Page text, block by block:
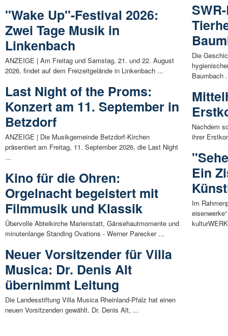
"Wake Up"-Festival 2026:
Zwei Tage Musik in
Linkenbach
ANZEIGE | Am Freitag und Samstag, 21. und 22. August
2026, findet auf dem Freizeitgelände in Linkenbach ...
Last Night of the Proms:
Konzert am 11. September in
Betzdorf
ANZEIGE | Die Musikgemeinde Betzdorf-Kirchen
präsentiert am Freitag, 11. September 2026, die Last Night
...
Kino für die Ohren:
Orgelnacht begeistert mit
Filmmusik und Klassik
Übervolle Abteikirche Marienstatt, Gänsehautmomente und
minutenlange Standing Ovations - Werner Parecker ...
Neuer Vorsitzender für Villa
Musica: Dr. Denis Alt
übernimmt Leitung
Die Landesstiftung Villa Musica Rheinland-Pfalz hat einen
neuen Vorsitzenden gewählt. Dr. Denis Alt, ...
Die
Baumbach
Nachdem
ihrer
Ein
Im